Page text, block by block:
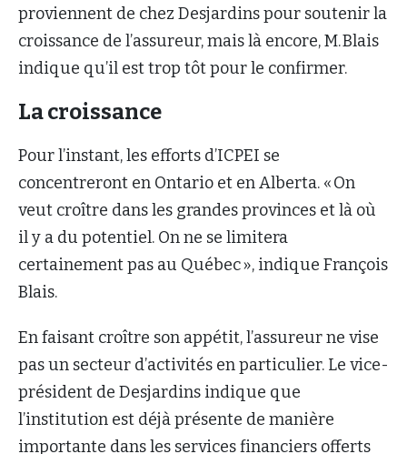
proviennent de chez Desjardins pour soutenir la
croissance de l’assureur, mais là encore, M. Blais
indique qu’il est trop tôt pour le confirmer.
La croissance
Pour l’instant, les efforts d’ICPEI se
concentreront en Ontario et en Alberta. « On
veut croître dans les grandes provinces et là où
il y a du potentiel. On ne se limitera
certainement pas au Québec », indique François
Blais.
En faisant croître son appétit, l’assureur ne vise
pas un secteur d’activités en particulier. Le vice-
président de Desjardins indique que
l’institution est déjà présente de manière
importante dans les services financiers offerts